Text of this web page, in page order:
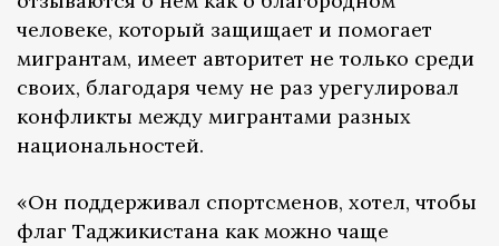
человеке, который защищает и помогает
мигрантам, имеет авторитет не только среди
своих, благодаря чему не раз урегулировал
конфликты между мигрантами разных
национальностей.
«Он поддерживал спортсменов, хотел, чтобы
флаг Таджикистана как можно чаще